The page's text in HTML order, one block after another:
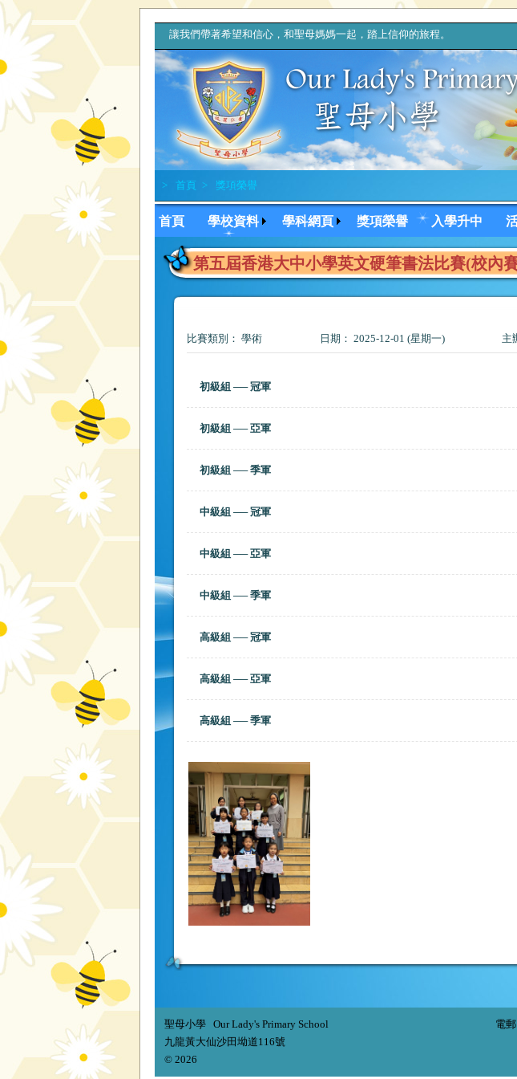
讓我們帶著希望和信心，和聖母媽媽一起，踏上信仰的旅程
> 首頁 > 獎項榮譽
首頁 學校資料 學科網頁 獎項榮譽 入學升中
第五屆香港大中小學英文硬筆書法比賽(校內
比賽類別： 學術 日期： 2025-12-01 (星期一) 主
初級組 ── 冠軍
初級組 ── 亞軍
初級組 ── 季軍
中級組 ── 冠軍
中級組 ── 亞軍
中級組 ── 季軍
高級組 ── 冠軍
高級組 ── 亞軍
高級組 ── 季軍
聖母小學 Our Lady's Primary School 電郵
九龍黃大仙沙田坳道116號
© 2026